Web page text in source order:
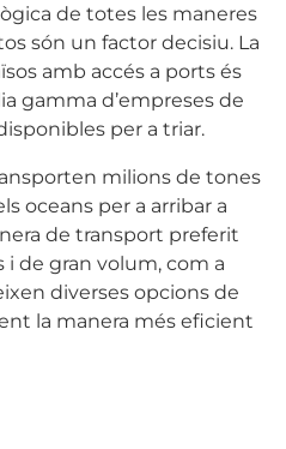
de totes les maneres
són un factor decisiu. La
amb accés a ports és
gamma d’empreses de
per a triar.
milions de tones
oceans per a arribar a
de transport preferit
i de gran volum, com a
diverses opcions de
la manera més eficient